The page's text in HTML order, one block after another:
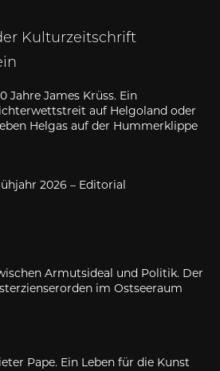
Kulturzeitschrift
Jahre James Krüss. Ein
auf Helgoland oder
Helgas auf der Hummerklippe
2026 – Editorial
Armutsideal und Politik. Der
im Ostseeraum
Pape. Ein Leben für die Kunst